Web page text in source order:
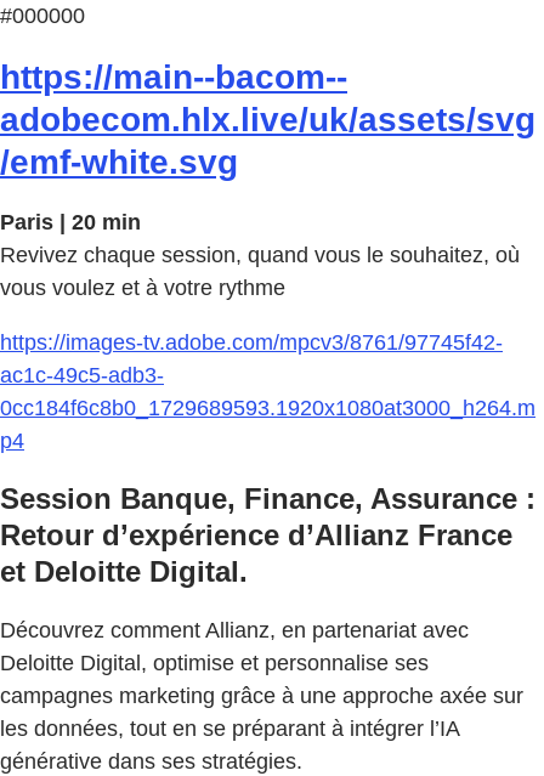
#000000
https://main--bacom--
adobecom.hlx.live/uk/assets/svg
/emf-white.svg
Paris | 20 min
Revivez chaque session, quand vous le souhaitez, où
vous voulez et à votre rythme
https://images-tv.adobe.com/mpcv3/8761/97745f42-
ac1c-49c5-adb3-
0cc184f6c8b0_1729689593.1920x1080at3000_h264.m
p4
Session Banque, Finance, Assurance :
Retour d’expérience d’Allianz France
et Deloitte Digital.
Découvrez comment Allianz, en partenariat avec
Deloitte Digital, optimise et personnalise ses
campagnes marketing grâce à une approche axée sur
les données, tout en se préparant à intégrer l’IA
générative dans ses stratégies.